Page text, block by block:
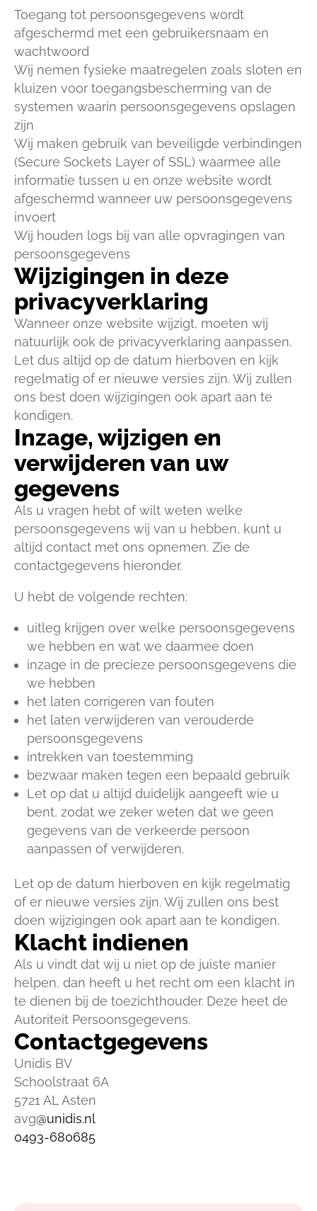
Toegang tot persoonsgegevens wordt
afgeschermd met een gebruikersnaam en
wachtwoord
Wij nemen fysieke maatregelen zoals sloten en
kluizen voor toegangsbescherming van de
systemen waarin persoonsgegevens opslagen
zijn
Wij maken gebruik van beveiligde verbindingen
(Secure Sockets Layer of SSL) waarmee alle
informatie tussen u en onze website wordt
afgeschermd wanneer uw persoonsgegevens
invoert
Wij houden logs bij van alle opvragingen van
persoonsgegevens
Wijzigingen in deze
privacyverklaring
Wanneer onze website wijzigt, moeten wij
natuurlijk ook de privacyverklaring aanpassen.
Let dus altijd op de datum hierboven en kijk
regelmatig of er nieuwe versies zijn. Wij zullen
ons best doen wijzigingen ook apart aan te
kondigen.
Inzage, wijzigen en
verwijderen van uw
gegevens
Als u vragen hebt of wilt weten welke
persoonsgegevens wij van u hebben, kunt u
altijd contact met ons opnemen. Zie de
contactgegevens hieronder.
U hebt de volgende rechten:
uitleg krijgen over welke persoonsgegevens
we hebben en wat we daarmee doen
inzage in de precieze persoonsgegevens die
we hebben
het laten corrigeren van fouten
het laten verwijderen van verouderde
persoonsgegevens
intrekken van toestemming
bezwaar maken tegen een bepaald gebruik
Let op dat u altijd duidelijk aangeeft wie u
bent, zodat we zeker weten dat we geen
gegevens van de verkeerde persoon
aanpassen of verwijderen.
Let op de datum hierboven en kijk regelmatig
of er nieuwe versies zijn. Wij zullen ons best
doen wijzigingen ook apart aan te kondigen.
Klacht indienen
Als u vindt dat wij u niet op de juiste manier
helpen, dan heeft u het recht om een klacht in
te dienen bij de toezichthouder. Deze heet de
Autoriteit Persoonsgegevens.
Contactgegevens
Unidis BV
Schoolstraat 6A
5721 AL Asten
avg@unidis.nl
0493-680685